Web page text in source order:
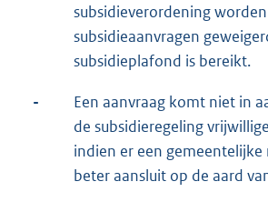
subsidieverordening worden
subsidieaanvragen
subsidieplafond is bereikt.
-
Een aanvraag komt niet in
de subsidieregeling
indien er een gemeentelijke
beter aansluit op de aard